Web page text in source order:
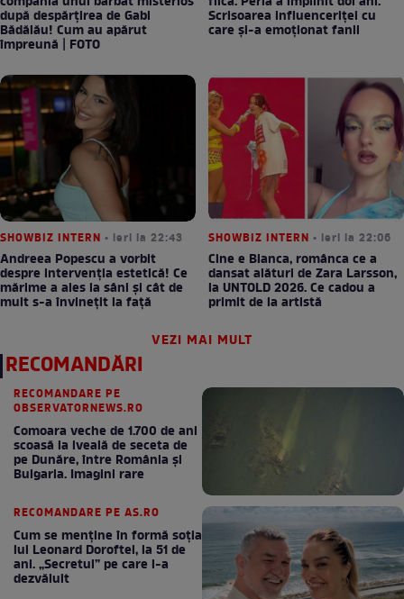
după despărțirea de Gabi
Bădălău! Cum au apărut
împreună | FOTO
Scrisoarea influenceriței cu
care și-a emoționat fanii
SHOWBIZ INTERN • ieri la 22:43
Andreea Popescu a vorbit
despre intervenția estetică! Ce
mărime a ales la sâni și cât de
mult s-a învinețit la față
SHOWBIZ INTERN • ieri la 22:06
Cine e Bianca, românca ce a
dansat alături de Zara Larsson,
la UNTOLD 2026. Ce cadou a
primit de la artistă
VEZI MAI MULT
RECOMANDĂRI
RECOMANDARE PE
OBSERVATORNEWS.RO
Comoara veche de 1.700 de ani
scoasă la iveală de seceta de
pe Dunăre, între România şi
Bulgaria. Imagini rare
RECOMANDARE PE AS.RO
Cum se menţine în formă soţia
lui Leonard Doroftei, la 51 de
ani. „Secretul” pe care l-a
dezvăluit